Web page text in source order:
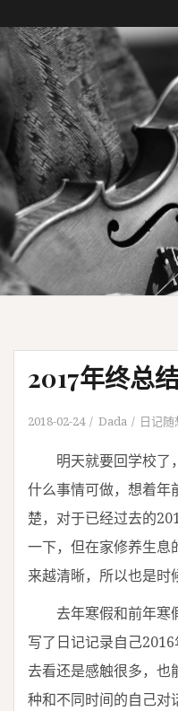
2017年终总
2018-02-24 Dada 日记随
明天就要回学校了
什么事情可做，想着年
楚，对于已经过去的
一下，但在家修养生息
来越清晰，所以也是时
去年寒假和前年寒
写了日记记录自己
去看还是感触很多，也
种和不同时间的自己对